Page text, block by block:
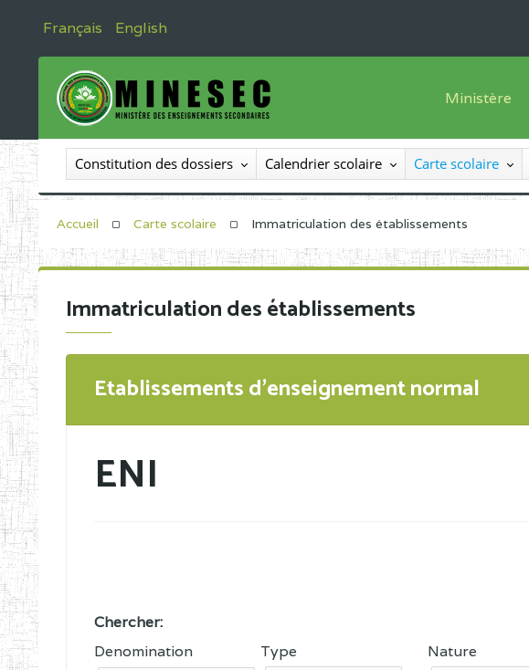
Français English
Ministère
Le Ministre
Le SEESEN
Inspection
Constitution des dossiers Calendrier scolaire Carte scolaire
Accueil Carte scolaire Immatriculation des établissements
Immatriculation des établissements
Etablissements d'enseignement normal
ENI
Chercher:
Denomination
Type Nature